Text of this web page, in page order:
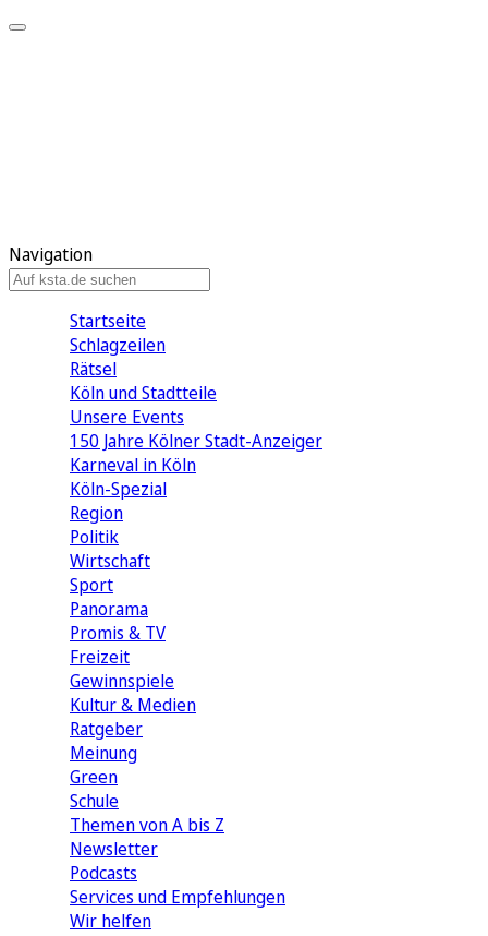
Navigation
Startseite
Schlagzeilen
Rätsel
Köln und Stadtteile
Unsere Events
150 Jahre Kölner Stadt-Anzeiger
Karneval in Köln
Köln-Spezial
Region
Politik
Wirtschaft
Sport
Panorama
Promis & TV
Freizeit
Gewinnspiele
Kultur & Medien
Ratgeber
Meinung
Green
Schule
Themen von A bis Z
Newsletter
Podcasts
Services und Empfehlungen
Wir helfen